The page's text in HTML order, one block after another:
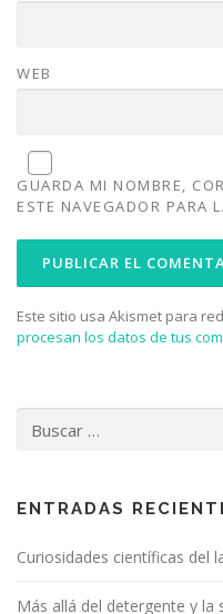
WEB
GUARDA MI NOMBRE,
ESTE NAVEGADOR PARA
Este sitio usa Akismet para
procesan los datos de tus
ENTRADAS
Curiosidades científicas del
Más allá del detergente y la